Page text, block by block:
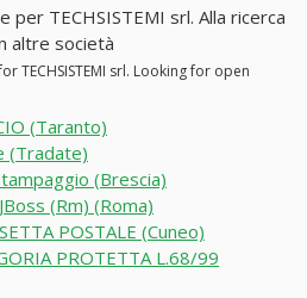
TECHSISTEMI srl. Alla ricerca
altre società
TECHSISTEMI srl. Looking for open
(Taranto)
(Tradate)
(Brescia)
(Rm) (Roma)
POSTALE (Cuneo)
PROTETTA L.68/99